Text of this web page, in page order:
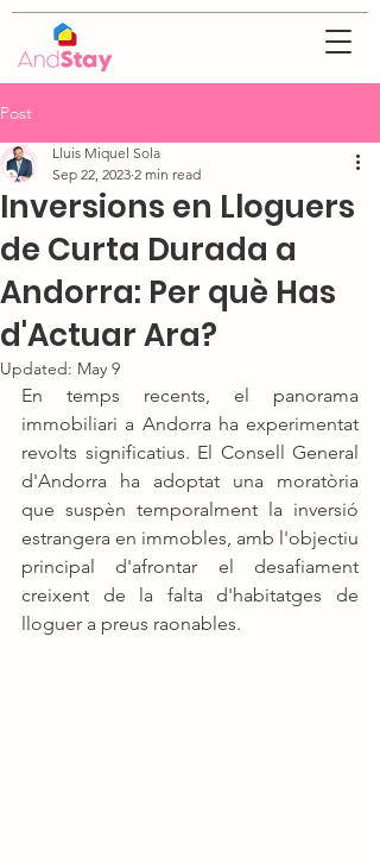
Post
Inversions en Lloguers
de Curta Durada a
Andorra: Per què Has
d'Actuar Ara?
Lluis Miquel Sola
Sep 22, 2023 2 min read
Updated: May 9
En temps recents, el panorama
immobiliari a Andorra ha experimentat
revolts significatius. El Consell General
d'Andorra ha adoptat una moratòria
que suspèn temporalment la inversió
estrangera en immobles, amb l'objectiu
principal d'afrontar el desafiament
creixent de la falta d'habitatges de
lloguer a preus raonables.